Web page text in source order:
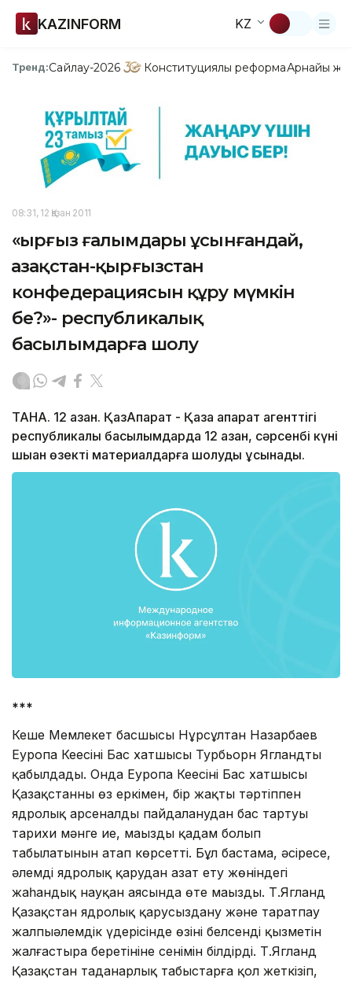
KAZINFORM KZ
Тренд:Сайлау-2026 Конституциялық реформаАрнайы
08:31, 12 Қазан 2011
«Қырғыз ғалымдары ұсынғандай,
Қазақстан-қырғызстан
конфедерациясын құру мүмкін
бе?»- республикалық
басылымдарға шолу
ТАНА. 12 қазан. ҚазАқпарат - Қазақ ақпарат агенттігі
республикалық басылымдарда 12 қазан, сәрсенбі күні
шыққан өзекті материалдарға шолуды ұсынады.
***
Кеше Мемлекет басшысы Нұрсұлтан Назарбаев
Еуропа Кеңесінің Бас хатшысы Турбьорн Ягландты
қабылдады. Онда Еуропа Кеңесінің Бас хат­шы­сы
Қазақстанның өз еркімен, бір жақты тәртіппен
ядролық арсенал­ды пайдаланудан бас тартуы
тарихи мәнге ие, маңызды қадам болып
табылатынын атап көр­сет­ті. Бұл бастама, әсіресе,
әлемді ядролық қарудан азат ету жө­ніндегі
жаһандық науқан аясында өте маңызды. Т.Ягланд
Қазақ­стан ядролық қарусыздану және таратпау
жалпыәлемдік үдерісінде өзі­нің белсенді қызметін
жал­ғас­ты­ра беретініне сенімін білдірді. Т.Ягланд
Қазақстан таңда­нар­лық табыстарға қол жеткізіп,